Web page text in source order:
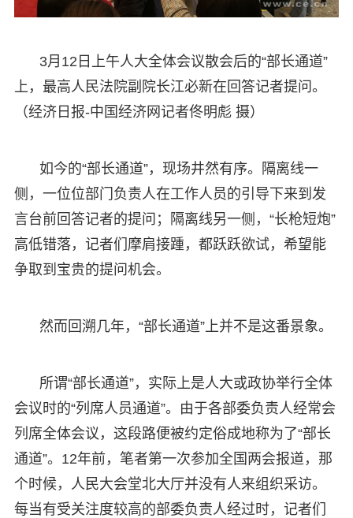
3月12日上午人大全体会议散会后的“部长通道”
上，最高人民法院副院长江必新在回答记者提问。
（经济日报-中国经济网记者佟明彪 摄）
如今的“部长通道”，现场井然有序。隔离线一
侧，一位位部门负责人在工作人员的引导下来到发
言台前回答记者的提问；隔离线另一侧，“长枪短炮”
高低错落，记者们摩肩接踵，都跃跃欲试，希望能
争取到宝贵的提问机会。
然而回溯几年，“部长通道”上并不是这番景象。
所谓“部长通道”，实际上是人大或政协举行全体
会议时的“列席人员通道”。由于各部委负责人经常会
列席全体会议，这段路便被约定俗成地称为了“部长
通道”。12年前，笔者第一次参加全国两会报道，那
个时候，人民大会堂北大厅并没有人来组织采访。
每当有受关注度较高的部委负责人经过时，记者们